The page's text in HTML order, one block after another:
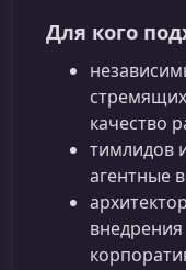
Для кого
качество
тимлидов
агентные